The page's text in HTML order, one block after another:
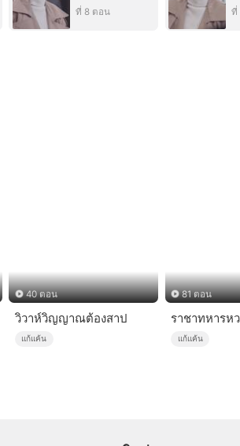
ที่ 8 ตอน ที่
40 ตอน
วิวาห์วิญญาณต้องสาป
แก้แค้น
81 ตอน
ราชาทหารห
แก้แค้น